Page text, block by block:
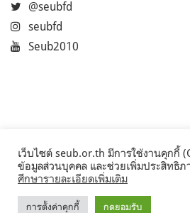
@seubfd
seubfd
Seub2010
เว็บไซต์ seub.or.th มีการใช้งานคุกกี้
ข้อมูลส่วนบุคคล และช่วยเพิ่มประสิทธิภ
ศึกษารายละเอียดเพิ่มเติม
การตั้งค่าคุกกี้ กดยอมรับ